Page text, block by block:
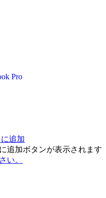
追加
追加ボタンが表示されます
い。